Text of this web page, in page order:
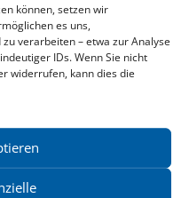
können, setzen wir
es uns,
verarbeiten – etwa zur Analyse
IDs. Wenn Sie nicht
widerrufen, kann dies die
Verlagsprogramm.
– einfach direkt online
Herbst 2026
Nachrichten im zu Klampen!